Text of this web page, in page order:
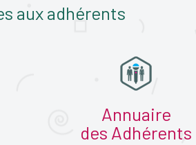
aux adhérents
Annuaire
des Adhérents